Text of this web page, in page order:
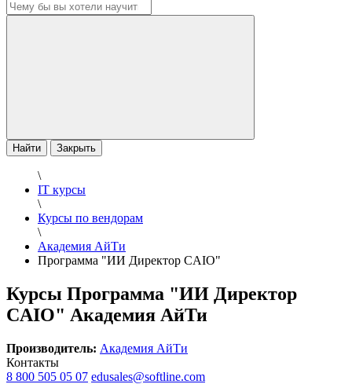
Найти Закрыть
\
IT курсы
\
Курсы по вендорам
\
Академия АйТи
Программа "ИИ Директор CAIO"
Курсы Программа "ИИ Директор
CAIO" Академия АйТи
Производитель: Академия АйТи
Контакты
8 800 505 05 07 edusales@softline.com